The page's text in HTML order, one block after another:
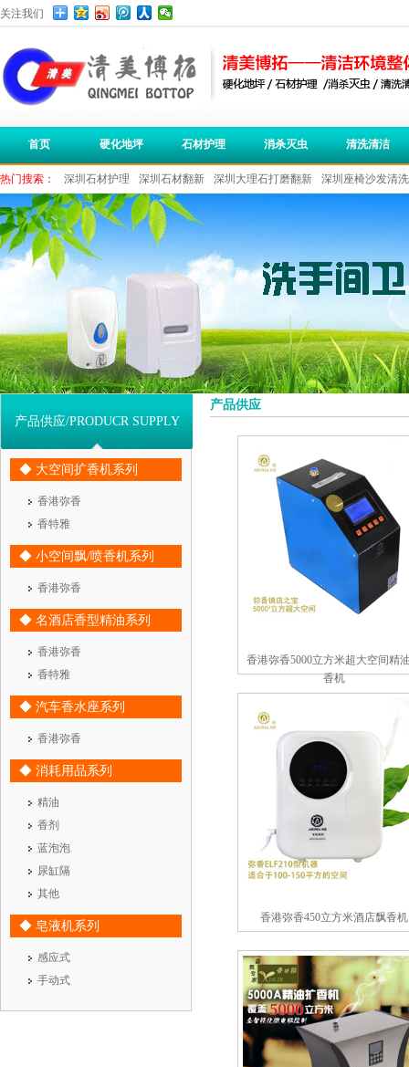
关注我们
首页 硬化地坪 石材护理 消杀灭虫 清洗清洁
热门搜索： 深圳石材护理 深圳石材翻新 深圳大理石打磨翻新 深圳座椅沙发清洗
深圳保洁公司 深圳办公室清洁
产品供应/PRODUCR SUPPLY
◆ 大空间扩香机系列
香港弥香
香特雅
◆ 小空间飘/喷香机系列
香港弥香
◆ 名酒店香型精油系列
香港弥香
香特雅
◆ 汽车香水座系列
香港弥香
◆ 消耗用品系列
精油
香剂
蓝泡泡
尿缸隔
其他
◆ 皂液机系列
感应式
手动式
产品供应
香港弥香5000立方米超大空间精
香机
香港弥香450立方米酒店飘香机